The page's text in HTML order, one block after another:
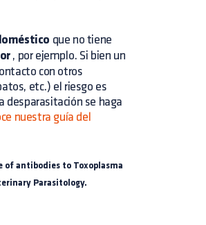
que no tiene
, por ejemplo. Si bien un
con otros
etc.) el riesgo es
desparasitación se haga
nuestra guía del
of antibodies to Toxoplasma
Parasitology.